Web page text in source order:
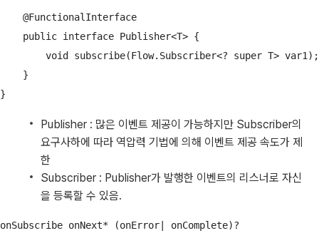
    @FunctionalInterface
    public interface Publisher<T> {
        void subscribe(Flow.Subscriber<? super T> var1);
    }
}
Publisher : 많은 이벤트 제공이 가능하지만 Subscriber의
요구사하에 따라 역압력 기법에 의해 이벤트 제공 속도가 제
한
Subscriber : Publisher가 발행한 이벤트의 리스너로 자신
을 등록할 수 있음.
onSubscribe onNext* (onError| onComplete)?